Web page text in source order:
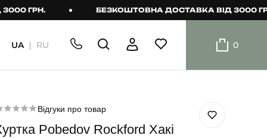
БЕЗКОШТОВНА ДОСТАВКА ВІД 3000 ГРН.
шорти
Шорти
UA RU 0
Відгуки про товар
Pobedov Rockford Хакі